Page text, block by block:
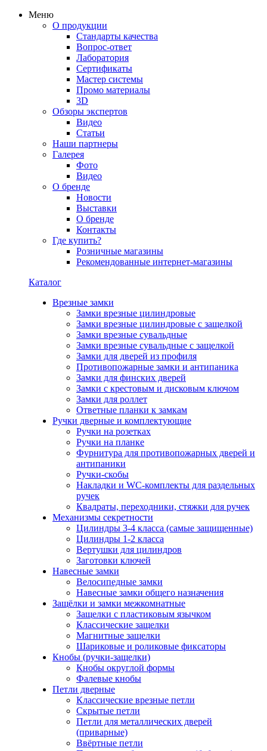
Меню
О продукции
Стандарты качества
Вопрос-ответ
Лаборатория
Сертификаты
Мастер системы
Промо материалы
3D
Обзоры экспертов
Видео
Статьи
Наши партнеры
Галерея
Фото
Видео
О бренде
Новости
Выставки
О бренде
Контакты
Где купить?
Розничные магазины
Рекомендованные интернет-магазины
Каталог
Врезные замки
Замки врезные цилиндровые
Замки врезные цилиндровые с защелкой
Замки врезные сувальдные
Замки врезные сувальдные с защелкой
Замки для дверей из профиля
Противопожарные замки и антипаника
Замки для финских дверей
Замки с крестовым и дисковым ключом
Замки для роллет
Ответные планки к замкам
Ручки дверные и комплектующие
Ручки на розетках
Ручки на планке
Фурнитура для противопожарных дверей и
антипаники
Ручки-скобы
Накладки и WC-комплекты для раздельных
ручек
Квадраты, переходники, стяжки для ручек
Механизмы секретности
Цилиндры 3-4 класса (самые защищенные)
Цилиндры 1-2 класса
Вертушки для цилиндров
Заготовки ключей
Навесные замки
Велосипедные замки
Навесные замки общего назначения
Защёлки и замки межкомнатные
Защелки с пластиковым язычком
Классические защелки
Магнитные защелки
Шариковые и роликовые фиксаторы
Кнобы (ручки-защелки)
Кнобы округлой формы
Фалевые кнобы
Петли дверные
Классические врезные петли
Скрытые петли
Петли для металлических дверей
(приварные)
Ввёртные петли